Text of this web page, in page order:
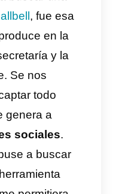
en todos estos
centramos en el
ya que
en este tipo
sobre